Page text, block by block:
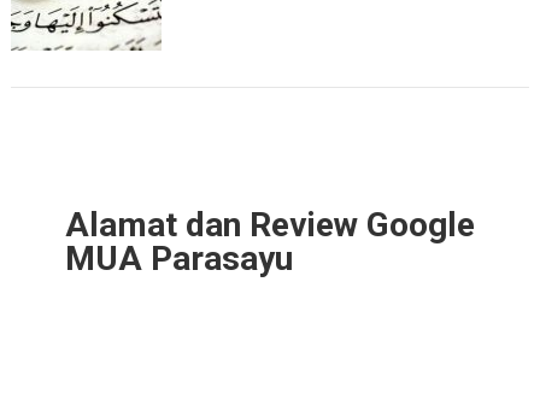
Alamat dan Review Google
MUA Parasayu